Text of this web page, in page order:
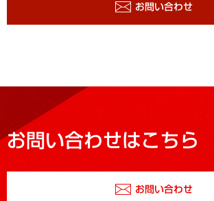
お問い合わせ
お問い合わせはこちら
お問い合わせ